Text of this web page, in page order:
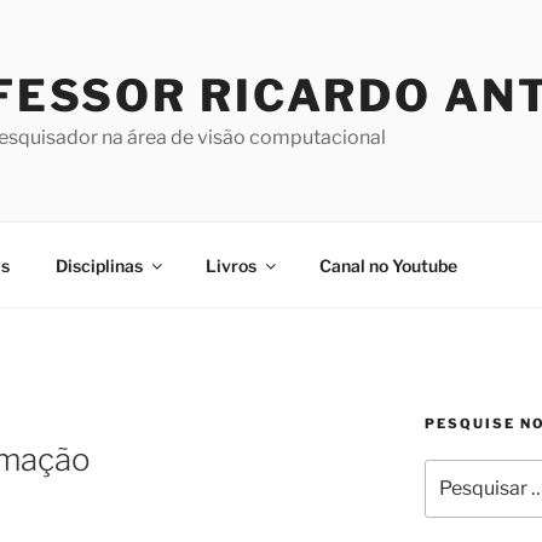
RICARDO
na área de visão computacional
Disciplinas Livros Canal no Youtube
PESQUISE
por: